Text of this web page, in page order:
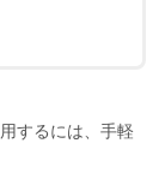
するには、手軽